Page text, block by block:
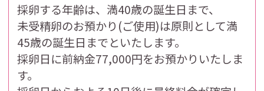
採卵する年齢は、満40歳の誕生日まで、
未受精卵のお預かり(ご使用)は原則として満
45歳の誕生日までといたします。
採卵日に前納金77,000円をお預かりいたしま
す。